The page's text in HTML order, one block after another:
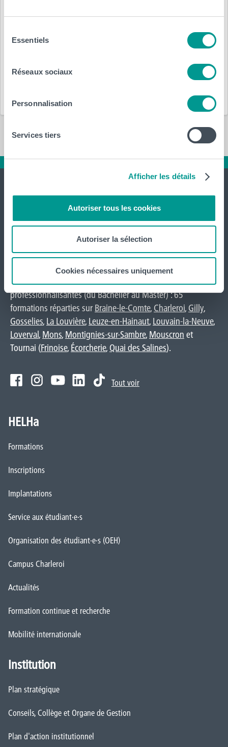
Essentiels
Réseaux sociaux
Personnalisation
Services tiers
Afficher les détails
Autoriser tous les cookies
Autoriser la sélection
Cookies nécessaires uniquement
website
La HELHa propose des études supérieures
professionnalisantes (du Bachelier au Master) : 65
formations réparties surBraine-le-Comte, Charleroi, Gilly,
Gosselies, La Louvière, Leuze-en-Hainaut, Louvain-la-Neuve,
Loverval, Mons, Montignies-sur-Sambre, Mouscron et
Tournai (Frinoise, Écorcherie,Quai des Salines).
Tout voir
HELHa
Formations
Inscriptions
Implantations
Service aux étudiant·e·s
Organisation des étudiant·e·s (OEH)
Campus Charleroi
Actualités
Formation continue et recherche
Mobilité internationale
Institution
Plan stratégique
Conseils, Collège et Organe de Gestion
Plan d'action institutionnel